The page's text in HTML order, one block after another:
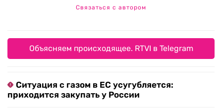
Связаться с автором
Объясняем происходящее. RTVI в Telegram
Ситуация с газом в ЕС усугубляется:
приходится закупать у России